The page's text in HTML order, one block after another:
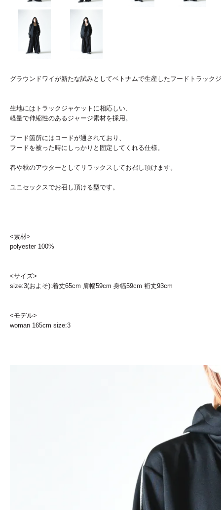
グラウンドワイが新たな試みとしてベトナムで生産したフードトラック
生地にはトラックジャケットに相応しい、
軽量で伸縮性のあるジャージ素材を採用。
フード箇所にはコードが通されており、
フードを被った時にしっかりと固定してくれる仕様。
春や秋のアウターとしてリラックスしてお召し頂けます。
ユニセックスでお召し頂ける型です。
<素材>
polyester 100%
<サイズ>
size:3(およそ):着丈65cm 肩幅59cm 身幅59cm 裄丈93cm
<モデル>
woman 165cm size:3